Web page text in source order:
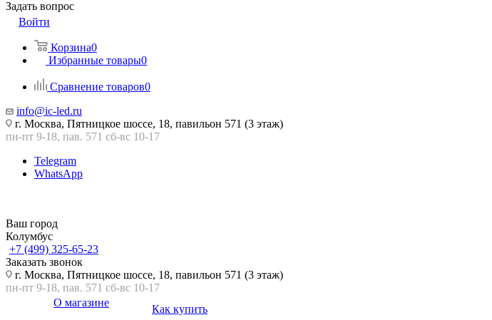
Задать вопрос
Войти
Корзина0
Избранные товары0
Сравнение товаров0
info@ic-led.ru
г. Москва, Пятницкое шоссе, 18, павильон 571 (3 этаж)
пн-пт 9-18, пав. 571 сб-вс 10-17
Telegram
WhatsApp
Ваш город
Колумбус
+7 (499) 325-65-23
Заказать звонок
г. Москва, Пятницкое шоссе, 18, павильон 571 (3 этаж)
пн-пт 9-18, пав. 571 сб-вс 10-17
О магазине
Как купить